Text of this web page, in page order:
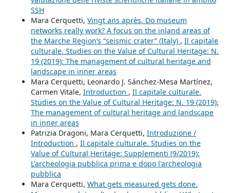
SSH
Mara Cerquetti, Vingt ans après. Do museum
networks really work? A focus on the inland areas of
the Marche Region’s “seismic crater” (Italy) , Il capitale
culturale. Studies on the Value of Cultural Heritage: N.
19 (2019): The management of cultural heritage and
landscape in inner areas
Mara Cerquetti, Leonardo J. Sánchez-Mesa Martínez,
Carmen Vitale, Introduction , Il capitale culturale.
Studies on the Value of Cultural Heritage: N. 19 (2019):
The management of cultural heritage and landscape
in inner areas
Patrizia Dragoni, Mara Cerquetti, Introduzione /
Introduction , Il capitale culturale. Studies on the
Value of Cultural Heritage: Supplementi (9/2019):
L'archeologia pubblica prima e dopo l'archeologia
pubblica
Mara Cerquetti, What gets measured gets done.